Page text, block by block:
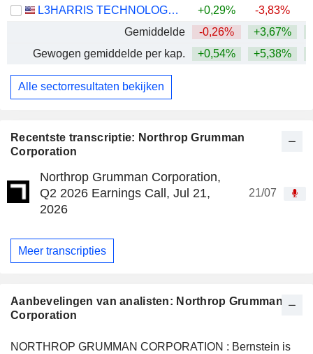
Recentste transcriptie: Northrop Grumman
Corporation
Northrop Grumman Corporation,
Q2 2026 Earnings Call, Jul 21,
2026
21/07
Meer transcripties
Aanbevelingen van analisten: Northrop Grumman
Corporation
NORTHROP GRUMMAN CORPORATION : Bernstein is
L3HARRIS TECHNOLOGIES, INC.
+0,29% -3,83%
Gemiddelde
-0,26% +3,67%
Gewogen gemiddelde per kap.
+0,54% +5,38%
Alle sectorresultaten bekijken